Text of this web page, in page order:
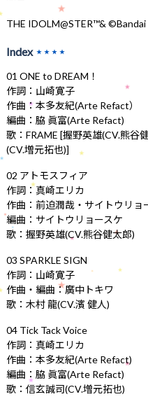
THE IDOLM@STER™&
Index ★★★★
01 ONE to DREAM！
作詞：山崎寛子
作曲：本多友紀(Arte Refact）
編曲：脇 眞富(Arte Refact)
歌：FRAME [握野英雄(CV.熊谷
(CV.増元拓也)]
02 アトモスフィア
作詞：真崎エリカ
作曲：前迫潤哉・サイトウリョ
編曲：サイトウリョースケ
歌：握野英雄(CV.熊谷健太郎)
03 SPARKLE SIGN
作詞：山崎寛子
作曲・編曲：廣中トキワ
歌：木村 龍(CV.濱 健人)
04 Tick Tack Voice
作詞：真崎エリカ
作曲：本多友紀(Arte Refact)
編曲：脇 眞富(Arte Refact)
歌：信玄誠司(CV.増元拓也)